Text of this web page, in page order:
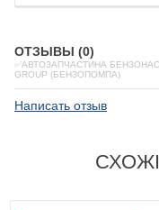
ОТЗЫВЫ (0)
✅АВТОЗАПЧАСТИНА
GROUP (БЕНЗОПОМПА)
Написать отзыв